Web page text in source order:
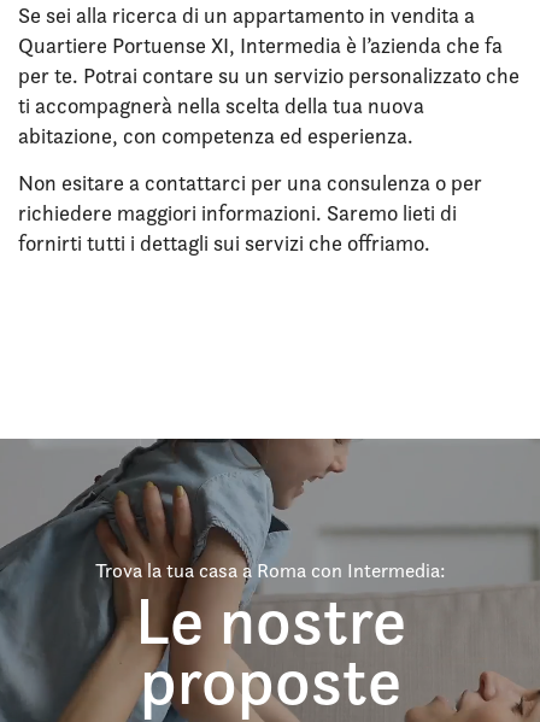
Se sei alla ricerca di un appartamento in vendita a
Quartiere Portuense XI, Intermedia è l’azienda che fa
per te. Potrai contare su un servizio personalizzato che
ti accompagnerà nella scelta della tua nuova
abitazione, con competenza ed esperienza.
Non esitare a contattarci per una consulenza o per
richiedere maggiori informazioni. Saremo lieti di
fornirti tutti i dettagli sui servizi che offriamo.
Trova la tua casa a Roma con Intermedia:
Le nostre
proposte